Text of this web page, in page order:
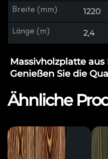
Breite (mm) 1220
Länge (m) 2,4
Massivholzplatte aus
Genießen Sie die
Ähnliche